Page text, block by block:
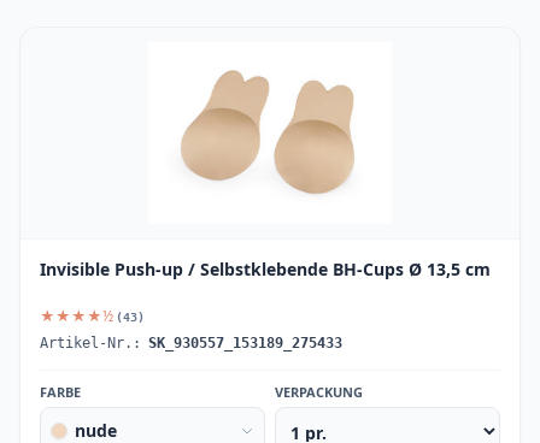
Invisible Push-up / Selbstklebende BH-Cups Ø 13,5 cm
★★★★½ (43)
Artikel-Nr.: SK_930557_153189_275433
FARBE
nude
VERPACKUNG